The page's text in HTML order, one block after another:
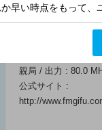
キリストへ
間
1万年堂出版
FM GIFU
コールサイン :
開局日 : 2014年3月
演奏所 : 岐阜県大垣
親局 / 出力 : 80.0
公式サイト :
http://